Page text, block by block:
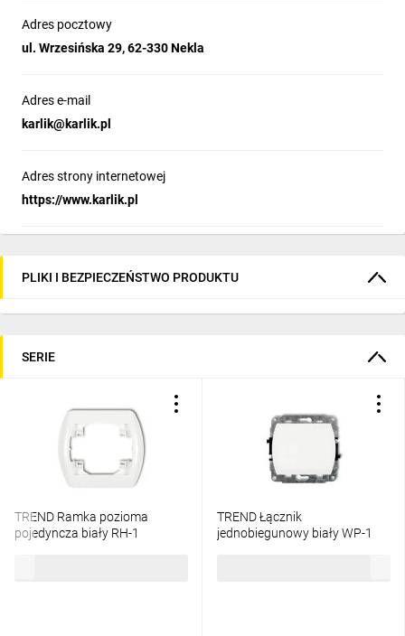
Adres pocztowy
ul. Wrzesińska 29, 62-330 Nekla
Adres e-mail
karlik@karlik.pl
Adres strony internetowej
https://www.karlik.pl
PLIKI I BEZPIECZEŃSTWO PRODUKTU
SERIE
TREND Ramka pozioma
pojedyncza biały RH-1
TREND Łącznik
jednobiegunowy biały WP-1